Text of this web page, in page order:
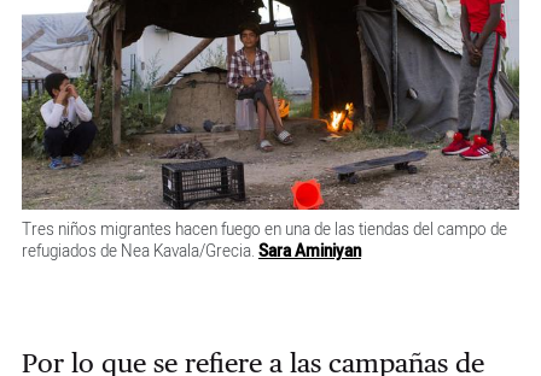
Tres niños migrantes hacen fuego en una de las tiendas del campo de
refugiados de Nea Kavala/Grecia. Sara Aminiyan
Por lo que se refiere a las campañas de